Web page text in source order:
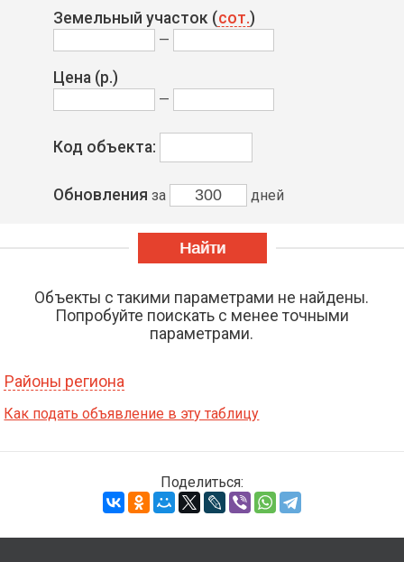
Земельный участок (сот.)
—
Цена (р.)
—
Код объекта:
Обновления за дней
Объекты с такими параметрами не найдены.
Попробуйте поискать с менее точными
параметрами.
Районы региона
Как подать объявление в эту таблицу
Поделиться: